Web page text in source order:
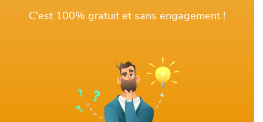
C'est 100% gratuit et sans engagement !